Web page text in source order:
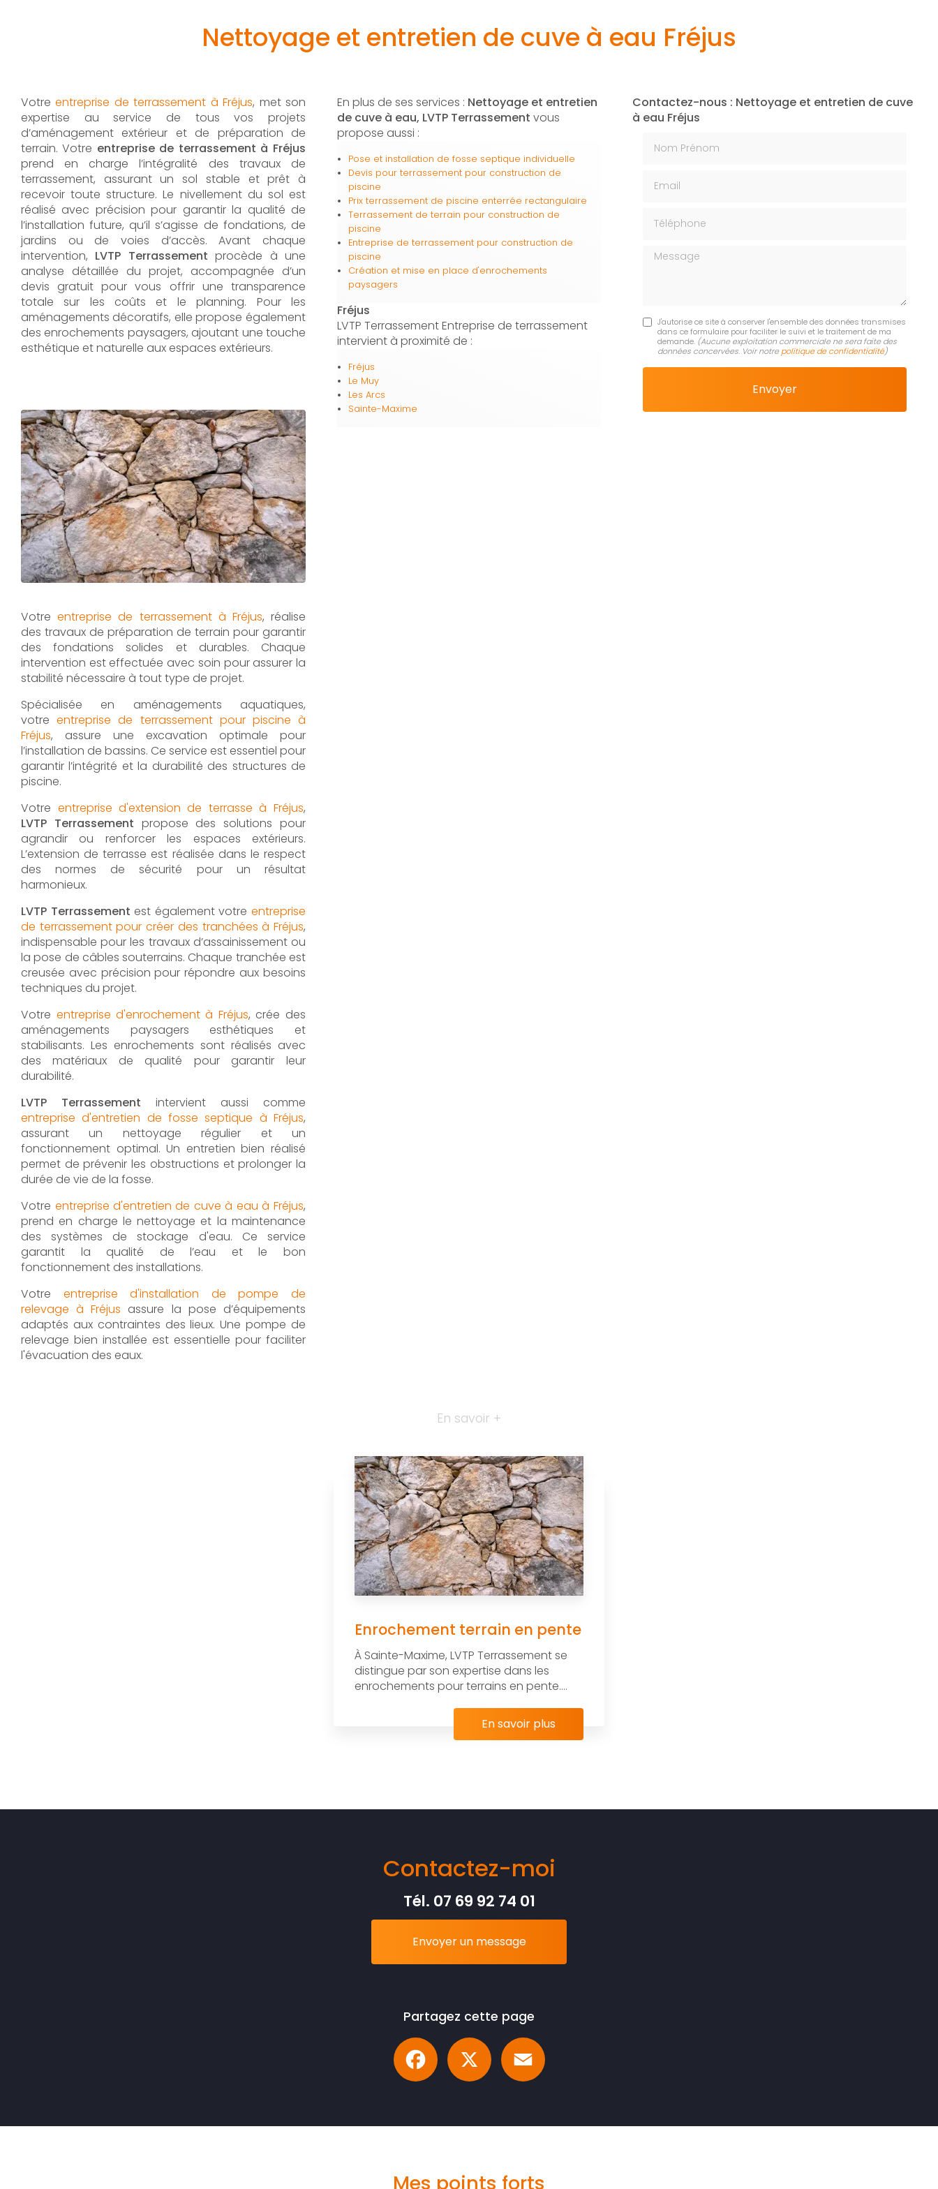
Nettoyage et entretien de cuve à eau Fréjus
Votre entreprise de terrassement à Fréjus, met son
expertise au service de tous vos projets
d’aménagement extérieur et de préparation de
terrain. Votre entreprise de terrassement à Fréjus
prend en charge l’intégralité des travaux de
terrassement, assurant un sol stable et prêt à
recevoir toute structure. Le nivellement du sol est
réalisé avec précision pour garantir la qualité de
l’installation future, qu’il s’agisse de fondations, de
jardins ou de voies d’accès. Avant chaque
intervention, LVTP Terrassementprocède à une
analyse détaillée du projet, accompagnée d’un
devis gratuit pour vous offrir une transparence
totale sur les coûts et le planning. Pour les
aménagements décoratifs, elle propose également
des enrochements paysagers, ajoutant une touche
esthétique et naturelle aux espaces extérieurs.
Votreentreprise de terrassement à Fréjus, réalise
des travaux de préparation de terrain pour garantir
des fondations solides et durables. Chaque
intervention est effectuée avec soin pour assurer la
stabilité nécessaire à tout type de projet.
Spécialisée en aménagements aquatiques,
votreentreprise de terrassement pour piscine à
Fréjus, assure une excavation optimale pour
l’installation de bassins. Ce service est essentiel pour
garantir l’intégrité et la durabilité des structures de
piscine.
Votre entreprise d'extension de terrasse à Fréjus,
LVTP Terrassement propose des solutions pour
agrandir ou renforcer les espaces extérieurs.
L’extension de terrasse est réalisée dans le respect
des normes de sécurité pour un résultat
harmonieux.
LVTP Terrassement est également votre entreprise
de terrassement pour créer des tranchées à Fréjus,
indispensable pour les travaux d’assainissement ou
la pose de câbles souterrains. Chaque tranchée est
creusée avec précision pour répondre aux besoins
techniques du projet.
Votre entreprise d'enrochement à Fréjus, crée des
aménagements paysagers esthétiques et
stabilisants. Les enrochements sont réalisés avec
des matériaux de qualité pour garantir leur
durabilité.
LVTP Terrassement intervient aussi comme
entreprise d'entretien de fosse septique à Fréjus,
assurant un nettoyage régulier et un
fonctionnement optimal. Un entretien bien réalisé
permet de prévenir les obstructions et prolonger la
durée de vie de la fosse.
Votre entreprise d'entretien de cuve à eau à Fréjus,
prend en charge le nettoyage et la maintenance
des systèmes de stockage d'eau. Ce service
garantit la qualité de l’eau et le bon
fonctionnement des installations.
Votre entreprise d'installation de pompe de
relevage à Fréjus assure la pose d’équipements
adaptés aux contraintes des lieux. Une pompe de
relevage bien installée est essentielle pour faciliter
l'évacuation des eaux.
En plus de ses services : Nettoyage et entretien
de cuve à eau, LVTP Terrassement vous
propose aussi :
Pose et installation de fosse septique individuelle
Devis pour terrassement pour construction de
piscine
Prix terrassement de piscine enterrée rectangulaire
Terrassement de terrain pour construction de
piscine
Entreprise de terrassement pour construction de
piscine
Création et mise en place d'enrochements
paysagers
Fréjus
LVTP Terrassement Entreprise de terrassement
intervient à proximité de :
Fréjus
Le Muy
Les Arcs
Sainte-Maxime
Contactez-nous : Nettoyage et entretien de cuve
à eau Fréjus
Message
J'autorise ce site à conserver l'ensemble des données transmises
dans ce formulaire pour faciliter le suivi et le traitement de ma
demande. (Aucune exploitation commerciale ne sera faite des
données concervées. Voir notre politique de confidentialité)
En savoir +
Enrochement terrain en pente
À Sainte-Maxime, LVTP Terrassement se
distingue par son expertise dans les
enrochements pour terrains en pente....
En savoir plus
Contactez-moi
Tél. 07 69 92 74 01
Envoyer un message
Partagez cette page
Facebook
Mes points forts